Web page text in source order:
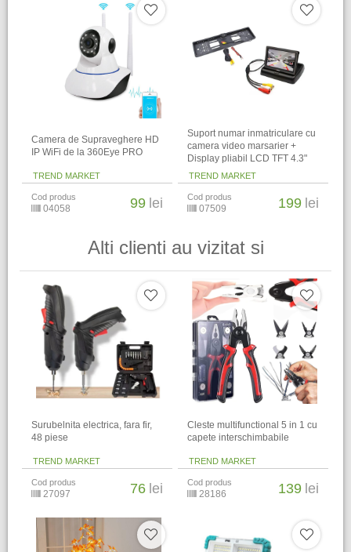
Camera de Supraveghere HD
IP WiFi de la 360Eye PRO
TREND MARKET
Cod produs
04058 99 lei
Suport numar inmatriculare cu
camera video marsarier +
Display pliabil LCD TFT 4.3"
TREND MARKET
Cod produs
07509 199 lei
Alti clienti au vizitat si
Surubelnita electrica, fara fir,
48 piese
TREND MARKET
Cod produs
27097 76 lei
Cleste multifunctional 5 in 1 cu
capete interschimbabile
TREND MARKET
Cod produs
28186 139 lei